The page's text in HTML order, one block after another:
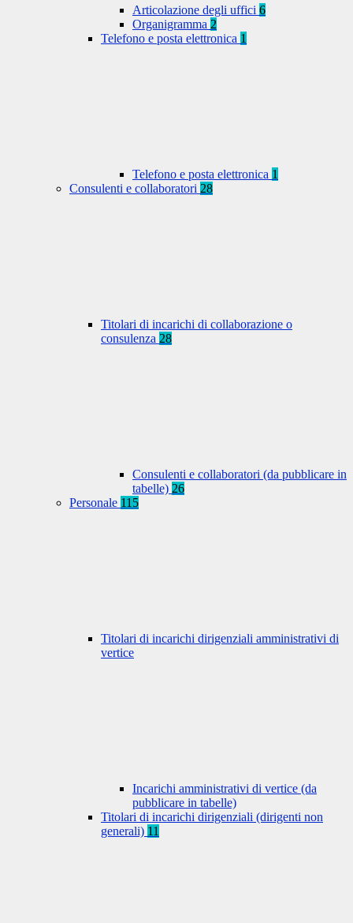
Articolazione degli uffici 6
Organigramma 2
Telefono e posta elettronica 1
Telefono e posta elettronica 1
Consulenti e collaboratori 28
Titolari di incarichi di collaborazione o
consulenza 28
Consulenti e collaboratori (da pubblicare in
tabelle) 26
Personale 115
Titolari di incarichi dirigenziali amministrativi di
vertice
Incarichi amministrativi di vertice (da
pubblicare in tabelle)
Titolari di incarichi dirigenziali (dirigenti non
generali) 11